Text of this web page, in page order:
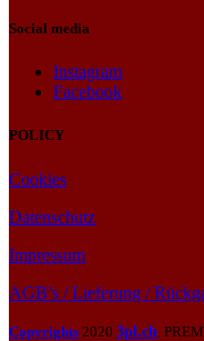
Social media
Instagram
Facebook
POLICY
Cookies
Datenschutz
Impressum
AGB’s / Lieferung /
Copyrights 2020 3pl.ch .